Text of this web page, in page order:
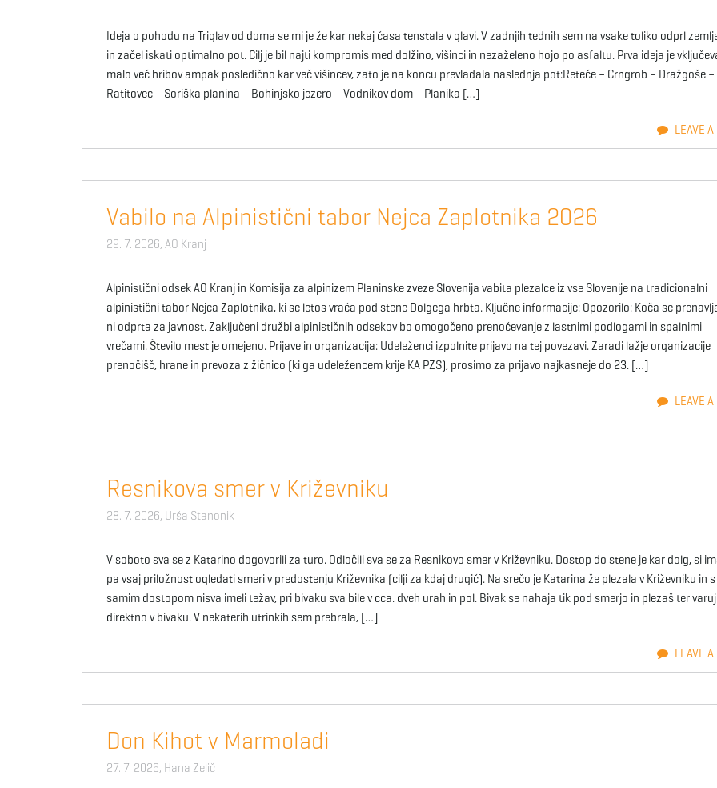
Ideja o pohodu na Triglav od doma se mi je že kar nekaj časa tenstala v glavi. V zadnjih tednih sem na vsake toliko odprl
in začel iskati optimalno pot. Cilj je bil najti kompromis med dolžino, višinci in nezaželeno hojo po asfaltu. Prva ideja je
malo več hribov ampak posledično kar več višincev, zato je na koncu prevladala naslednja pot:Reteče – Crngrob – Dražgoše –
Ratitovec – Soriška planina – Bohinjsko jezero – Vodnikov dom – Planika […]
LEAVE A
Vabilo na Alpinistični tabor Nejca Zaplotnika 2026
29. 7. 2026, AO Kranj
Alpinistični odsek AO Kranj in Komisija za alpinizem Planinske zveze Slovenija vabita plezalce iz vse Slovenije na tradicionalni
alpinistični tabor Nejca Zaplotnika, ki se letos vrača pod stene Dolgega hrbta. Ključne informacije: Opozorilo: Koča se
ni odprta za javnost. Zaključeni družbi alpinističnih odsekov bo omogočeno prenočevanje z lastnimi podlogami in spalnimi
vrečami. Število mest je omejeno. Prijave in organizacija: Udeleženci izpolnite prijavo na tej povezavi. Zaradi lažje organizacije
prenočišč, hrane in prevoza z žičnico (ki ga udeležencem krije KA PZS), prosimo za prijavo najkasneje do 23. […]
LEAVE A
Resnikova smer v Križevniku
28. 7. 2026, Urša Stanonik
V soboto sva se z Katarino dogovorili za turo. Odločili sva se za Resnikovo smer v Križevniku. Dostop do stene je kar dolg, si
pa vsaj priložnost ogledati smeri v predostenju Križevnika (cilji za kdaj drugič). Na srečo je Katarina že plezala v Križevniku in s
samim dostopom nisva imeli težav, pri bivaku sva bile v cca. dveh urah in pol. Bivak se nahaja tik pod smerjo in plezaš ter
direktno v bivaku. V nekaterih utrinkih sem prebrala, […]
LEAVE A
Don Kihot v Marmoladi
27. 7. 2026, Hana Zelič